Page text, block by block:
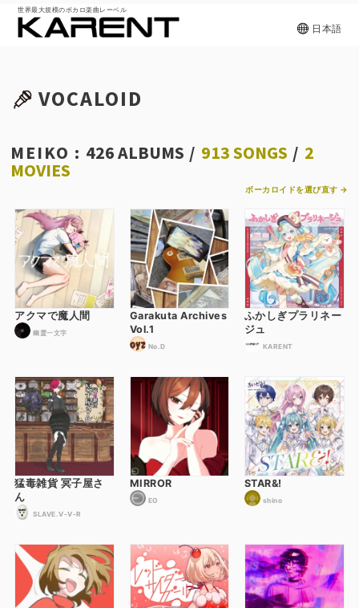
世界最大規模のボカロ楽曲レーベル
日本語
VOCALOID
MEIKO : 426 ALBUMS / 913 SONGS / 2
MOVIES
ボーカロイドを選び直す →
アクマで魔人間
幽霊一文字
Garakuta Archives
Vol.1
No.D
ふかしぎプラリネー
ジュ
KARENT
猛毒雑貨 冥子屋さ
ん
SLAVE.V-V-R
MIRROR
EO
STAR&!
shino